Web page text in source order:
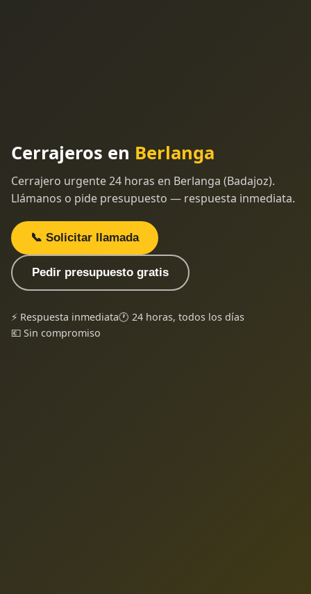
Cerrajeros en Berlanga
Cerrajero urgente 24 horas en Berlanga (Badajoz).
Llámanos o pide presupuesto — respuesta inmediata.
📞 Solicitar llamada
Pedir presupuesto gratis
⚡ Respuesta inmediata🕐 24 horas, todos los días
💶 Sin compromiso